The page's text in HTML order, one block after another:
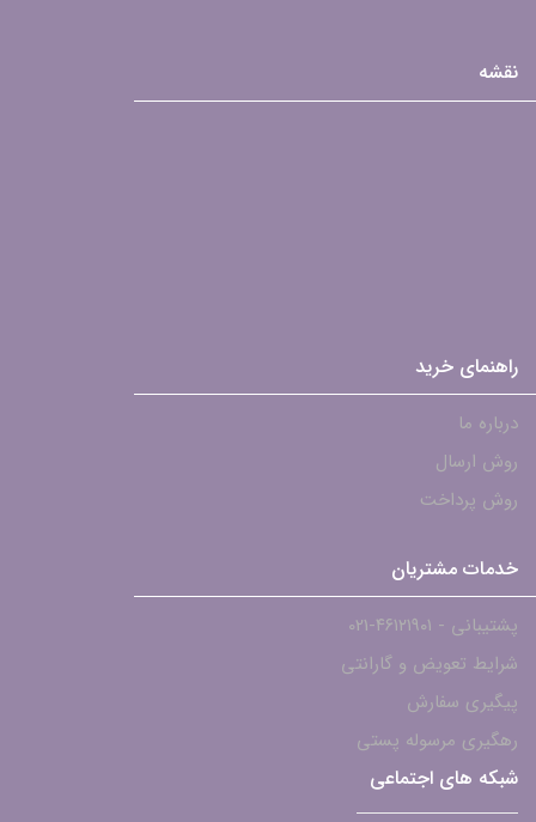
نقشه
راهنمای خرید
درباره ما
روش ارسال
روش پرداخت
خدمات مشتریان
پشتیبانی - ۴۶۱۲۱۹۰۱-021
شرایط تعویض و گارانتی
پیگیری سفارش
رهگیری مرسوله پستی
شبکه های اجتماعی